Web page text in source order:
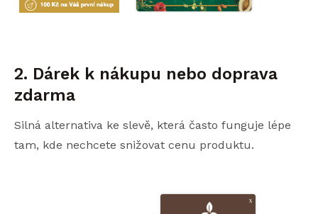
2. Dárek k nákupu nebo doprava
zdarma
Silná alternativa ke slevě, která často funguje lépe
tam, kde nechcete snižovat cenu produktu.